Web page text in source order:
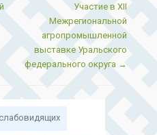
Участие в XII
Межрегиональной
агропромышленной
выставке Уральского
федерального округа →